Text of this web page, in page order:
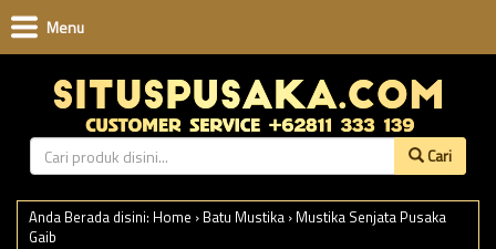
Cari
Menu
Anda Berada disini: Home › Batu Mustika › Mustika Senjata Pusaka
Gaib